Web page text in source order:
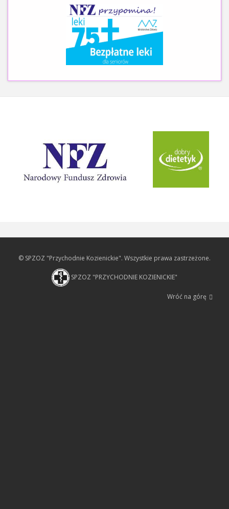
© SPZOZ "Przychodnie Kozienickie". Wszystkie prawa zastrzeżone.
SPZOZ "PRZYCHODNIE KOZIENICKIE"
Wróć na górę